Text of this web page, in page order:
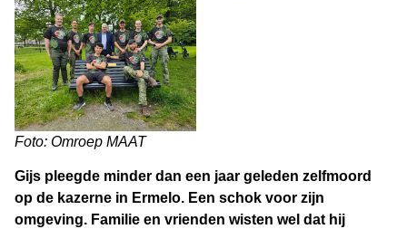
Foto: Omroep MAAT
Gijs pleegde minder dan een jaar geleden zelfmoord
op de kazerne in Ermelo. Een schok voor zijn
omgeving. Familie en vrienden wisten wel dat hij